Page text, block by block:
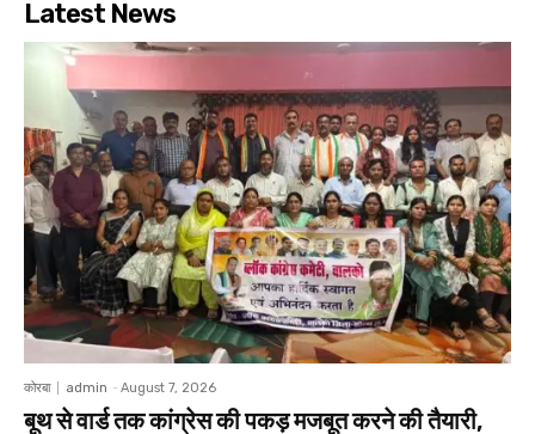
Latest News
कोरबा admin - August 7, 2026
बूथ से वार्ड तक कांग्रेस की पकड़ मजबूत करने की तैयारी,